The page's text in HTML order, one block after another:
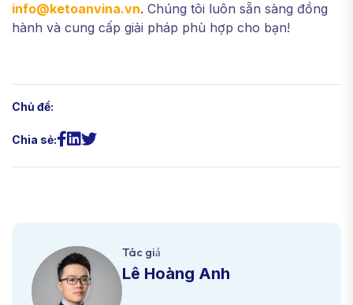
info@ketoanvina.vn. Chúng tôi luôn sẵn sàng đồng
hành và cung cấp giải pháp phù hợp cho bạn!
Chủ đề:
Chia sẻ:
Tác giả
Lê Hoàng Anh